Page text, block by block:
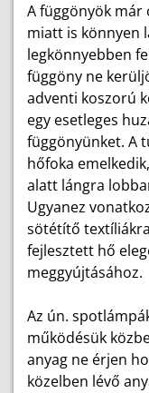
A függönyök már
miatt is könnyen
legkönnyebben
függöny ne
adventi koszorú
egy esetleges
függönyünket. A
hőfoka
alatt lángra
Ugyanez
sötétítő
fejlesztett hő
meggyújtásához.
Az ún.
működésük
anyag ne érjen
közelben lévő